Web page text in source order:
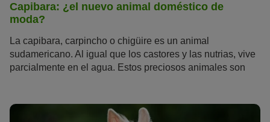
Capibara: ¿el nuevo animal doméstico de
moda?
La capibara, carpincho o chigüire es un animal
sudamericano. Al igual que los castores y las nutrias, vive
parcialmente en el agua. Estos preciosos animales son
tener como animal de compañía?